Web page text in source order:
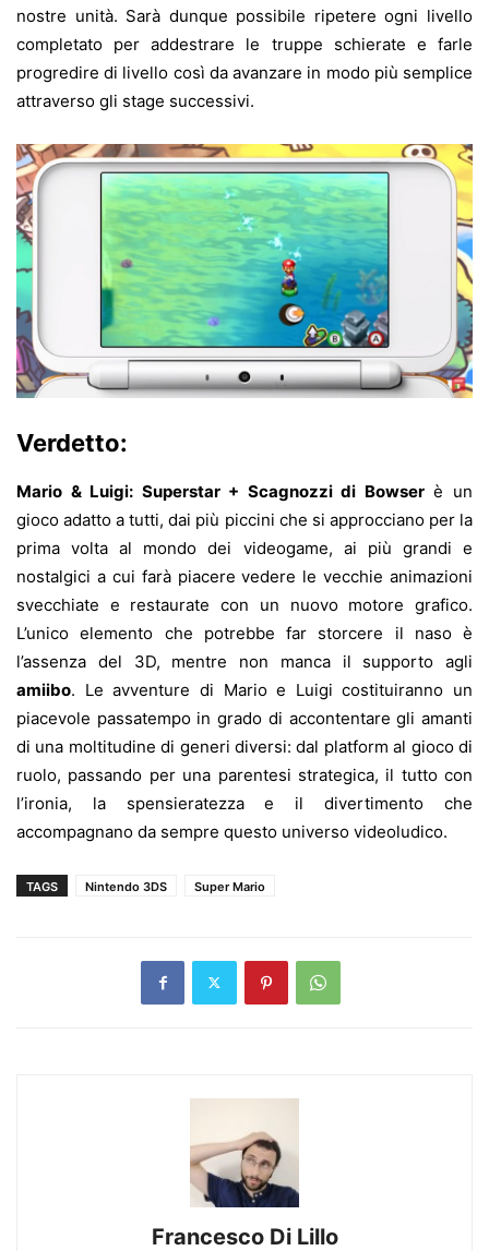
nostre unità. Sarà dunque possibile ripetere ogni livello
completato per addestrare le truppe schierate e farle
progredire di livello così da avanzare in modo più semplice
attraverso gli stage successivi.
Verdetto:
Mario & Luigi: Superstar + Scagnozzi di Bowserè un
gioco adatto a tutti, dai più piccini che si approcciano per la
prima volta al mondo dei videogame, ai più grandi e
nostalgici a cui farà piacere vedere le vecchie animazioni
svecchiate e restaurate con un nuovo motore grafico.
L’unico elemento che potrebbe far storcere il naso è
l’assenza del 3D, mentre non manca il supporto agli
amiibo. Le avventure di Mario e Luigi costituiranno un
piacevole passatempo in grado di accontentare gli amanti
di una moltitudine di generi diversi: dal platform al gioco di
ruolo, passando per una parentesi strategica, il tutto con
l’ironia, la spensieratezza e il divertimento che
accompagnano da sempre questo universo videoludico.
TAGS Nintendo 3DS Super Mario
Francesco Di Lillo